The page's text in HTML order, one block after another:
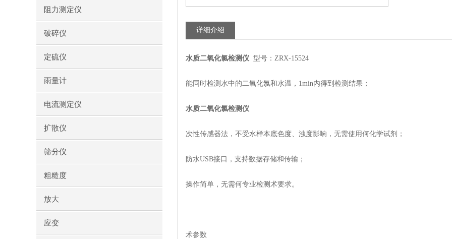
阻力测定仪
破碎仪
定硫仪
雨量计
电流测定仪
扩散仪
筛分仪
粗糙度
放大
应变
详细介绍
水质二氧化氯检测仪 型号：ZRX-15524
能同时检测水中的二氧化氯和水温，1min内得到检测结果；
水质二氧化氯检测仪
次性传感器法，不受水样本底色度、浊度影响，无需使用何化学试剂；
防水USB接口，支持数据存储和传输；
操作简单，无需何专业检测术要求。
术参数